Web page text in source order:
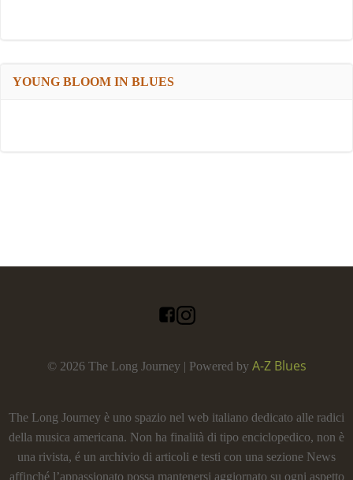
YOUNG BLOOM IN BLUES
© 2026 The Long Journey | Powered by A-Z Blues
The Long Journey è uno spazio nel web italiano dedicato alle radici
della musica americana. Non ha finalità di tipo enciclopedico, non è
una rivista, é un archivio di articoli e testi con una sezione News
affinché l’appassionato possa mantenersi aggiornato su ogni aspetto